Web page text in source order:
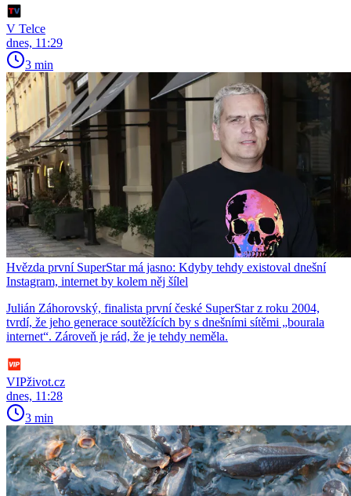
V Telce
dnes, 11:29
3 min
Hvězda první SuperStar má jasno: Kdyby tehdy existoval dnešní
Instagram, internet by kolem něj šílel
Julián Záhorovský, finalista první české SuperStar z roku 2004,
tvrdí, že jeho generace soutěžících by s dnešními sítěmi „bourala
internet“. Zároveň je rád, že je tehdy neměla.
VIPživot.cz
dnes, 11:28
3 min